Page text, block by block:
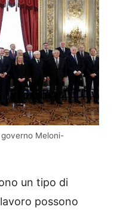
Meloni-
un tipo di
possono